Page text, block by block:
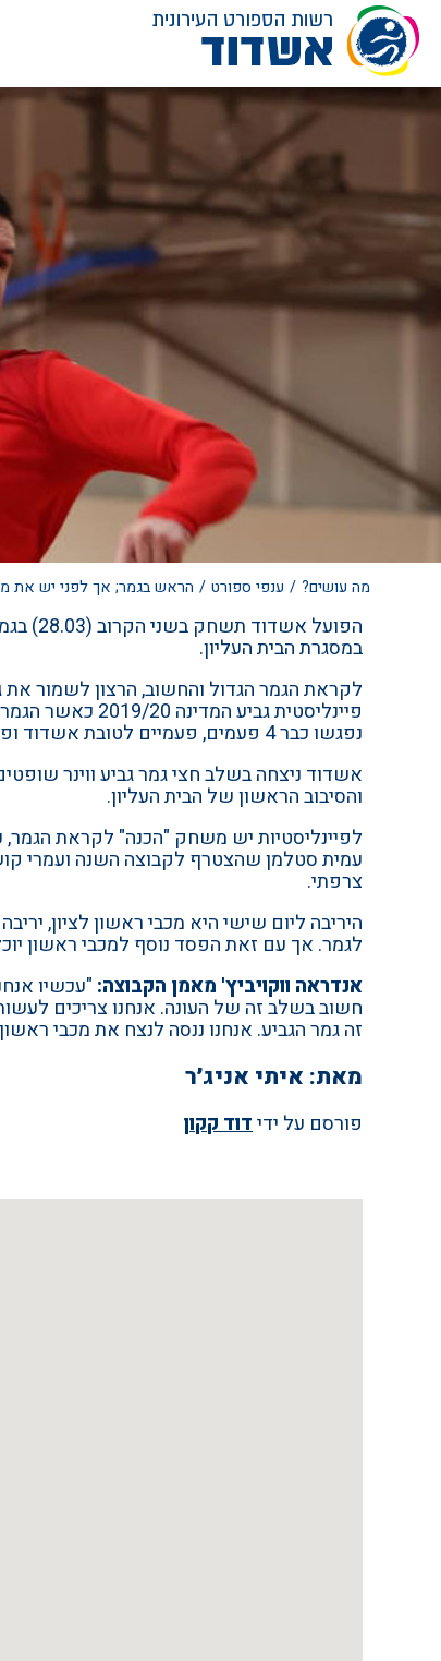
דלג
לתוכן
מה עושים? / ענפי ספורט / הראש בגמר; אך לפני יש את
במסגרת הבית העליון.
פיינליסטית
נפגשו כבר 4 פעמים, פעמיים לטובת אשדוד ופעמיים לטובת רמת השרון. אך הניצחונות של אשדוד היו חשובים יותר מבחינת המאני טיים והמשחקים החשובים של העונה.
אשדוד ניצחה בשלב חצי גמר גביע ווינר
והסיבוב הראשון של הבית העליון.
לפיינליסטיות יש משחק "הכנה" לקראת
עמית סטלמן שהצטרף לקבוצה השנה ועמרי
צרפתי.
היריבה ליום שישי היא מכבי ראשון לציון,
לגמר. אך עם זאת הפסד נוסף למכבי ראשון
אנדראה ווקויביץ' מאמן הקבוצה: "עכשיו
חשוב בשלב זה של העונה. אנחנו צריכים
זה גמר הגביע. אנחנו ננסה לנצח את מכבי
מאת: איתי אניג׳ר
פורסם על ידידוד קקון